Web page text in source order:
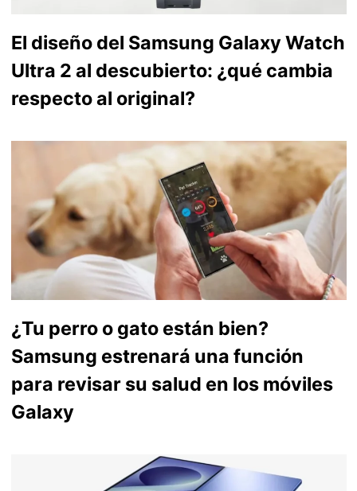
El diseño del Samsung Galaxy Watch
Ultra 2 al descubierto: ¿qué cambia
respecto al original?
¿Tu perro o gato están bien?
Samsung estrenará una función
para revisar su salud en los móviles
Galaxy